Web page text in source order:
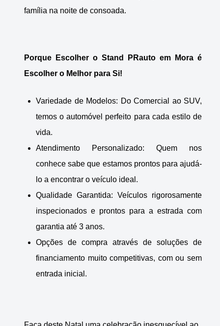
família na noite de consoada.
Porque Escolher o Stand PRauto em Mora é
Escolher o Melhor para Si!
Variedade de Modelos: Do Comercial ao SUV,
temos o automóvel perfeito para cada estilo de
vida.
Atendimento Personalizado: Quem nos
conhece sabe que estamos prontos para ajudá-
lo a encontrar o veículo ideal.
Qualidade Garantida: Veículos rigorosamente
inspecionados e prontos para a estrada com
garantia até 3 anos.
Opções de compra através de soluções de
financiamento muito competitivas, com ou sem
entrada inicial.